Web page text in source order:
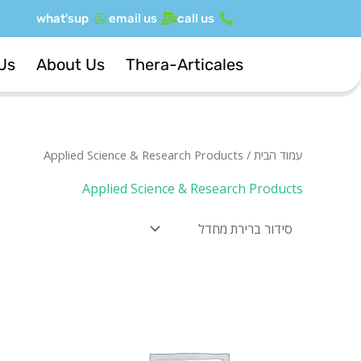
לתוכן
call us
email us
what'sup
Thera-Articales
About Us
עמוד הבית / Applied Science & Research Products
Applied Science & Research Products